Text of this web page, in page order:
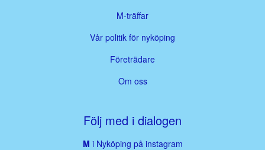
M-träffar
Vår politik för nyköping
Företrädare
Om oss
Följ med i dialogen
M i Nyköping på instagram